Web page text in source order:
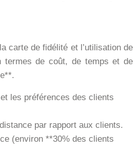
carte de fidélité et l’utilisation de
termes de coût, de temps et de
les préférences des clients
par rapport aux clients.
(environ **30% des clients